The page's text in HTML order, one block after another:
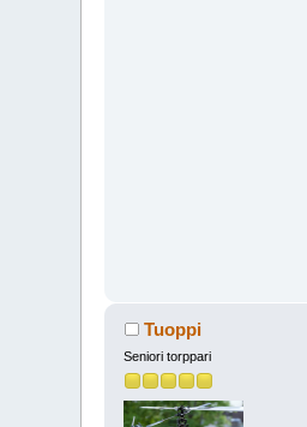
Tuoppi
Seniori torppari